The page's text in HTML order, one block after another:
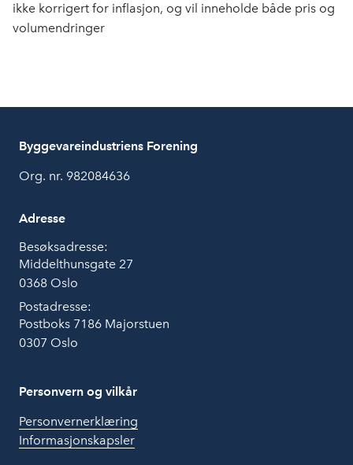
ikke korrigert for inflasjon, og vil inneholde både pris og
volumendringer
Byggevareindustriens Forening
Org. nr. 982084636
Adresse
Besøksadresse:
Middelthunsgate 27
0368 Oslo
Postadresse:
Postboks 7186 Majorstuen
0307 Oslo
Personvern og vilkår
Personvernerklæring
Informasjonskapsler